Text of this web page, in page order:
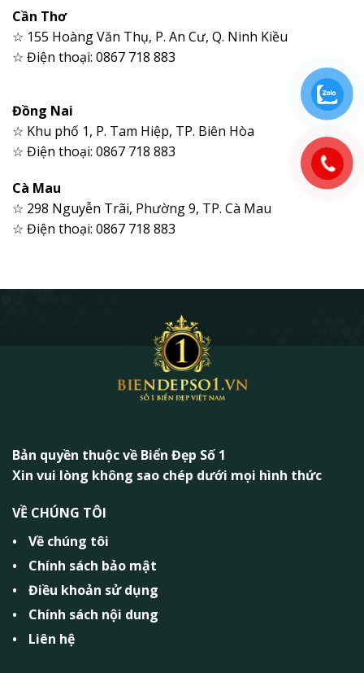
Cần Thơ
☆ 155 Hoàng Văn Thụ, P. An Cư, Q. Ninh Kiều
☆ Điện thoại: 0867 718 883
Đồng Nai
☆ Khu phố 1, P. Tam Hiệp, TP. Biên Hòa
☆ Điện thoại: 0867 718 883
Cà Mau
☆ 298 Nguyễn Trãi, Phường 9, TP. Cà Mau
☆ Điện thoại: 0867 718 883
Bản quyền thuộc về Biển Đẹp Số 1
Xin vui lòng không sao chép dưới mọi hình thức
VỀ CHÚNG TÔI
Về chúng tôi
Chính sách bảo mật
Điều khoản sử dụng
Chính sách nội dung
Liên hệ